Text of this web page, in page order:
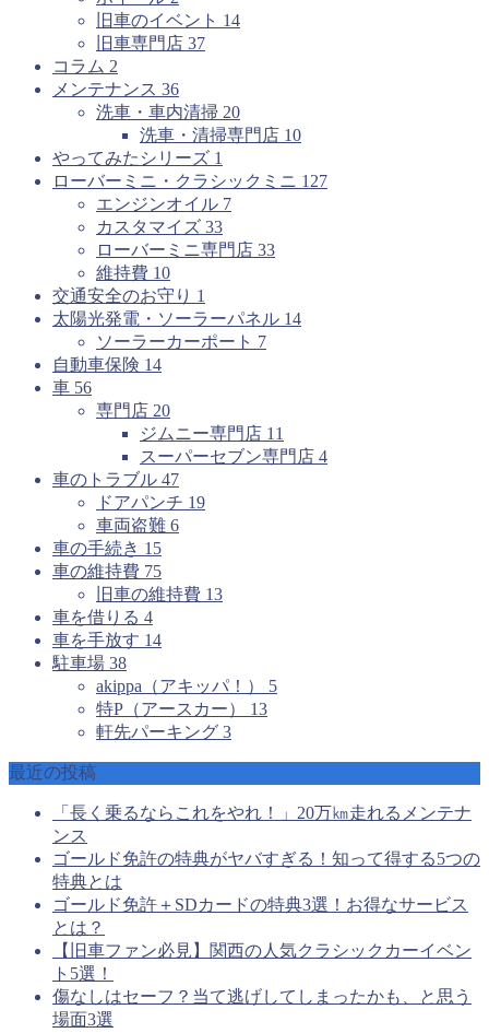
旧車のイベント 14
旧車専門店 37
コラム 2
メンテナンス 36
洗車・車内清掃 20
洗車・清掃専門店 10
やってみたシリーズ 1
ローバーミニ・クラシックミニ 127
エンジンオイル 7
カスタマイズ 33
ローバーミニ専門店 33
維持費 10
交通安全のお守り 1
太陽光発電・ソーラーパネル 14
ソーラーカーポート 7
自動車保険 14
車 56
専門店 20
ジムニー専門店 11
スーパーセブン専門店 4
車のトラブル 47
ドアパンチ 19
車両盗難 6
車の手続き 15
車の維持費 75
旧車の維持費 13
車を借りる 4
車を手放す 14
駐車場 38
akippa（アキッパ！） 5
特P（アースカー） 13
軒先パーキング 3
最近の投稿
「長く乗るならこれをやれ！」20万㎞走れるメンテナ
ンス
ゴールド免許の特典がヤバすぎる！知って得する5つの
特典とは
ゴールド免許＋SDカードの特典3選！お得なサービス
とは？
【旧車ファン必見】関西の人気クラシックカーイベン
ト5選！
傷なしはセーフ？当て逃げしてしまったかも、と思う
場面3選